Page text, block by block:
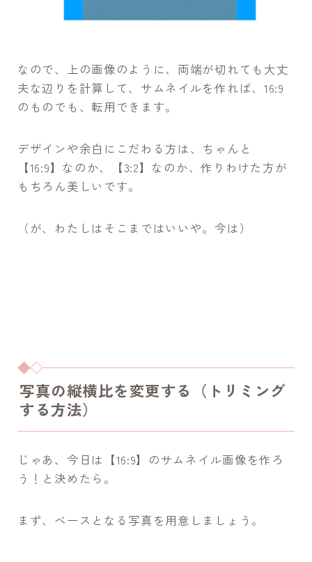
なので、上の画像のように、両端が切れても大丈
夫な辺りを計算して、サムネイルを作れば、16:9
のものでも、転用できます。
デザインや余白にこだわる方は、ちゃんと
【16:9】なのか、【3:2】なのか、作りわけた方が
もちろん美しいです。
（が、わたしはそこまではいいや。今は）
写真の縦横比を変更する（トリミング
する方法）
じゃあ、今日は【16:9】のサムネイル画像を作ろ
う！と決めたら。
まず、ベースとなる写真を用意しましょう。